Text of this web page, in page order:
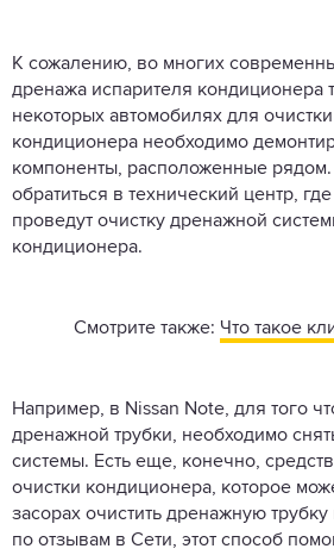
К сожалению, во многих
дренажа испарителя кондиционера
некоторых автомобилях для
кондиционера необходимо
компоненты, расположенные
обратиться в технический центр,
проведут очистку дренажной
кондиционера.
Смотрите также: Что такое
Например, в Nissan Note, для того
дренажной трубки, необходимо
системы. Есть еще, конечно,
очистки кондиционера, которое
засорах очистить дренажную
по отзывам в Сети, этот способ